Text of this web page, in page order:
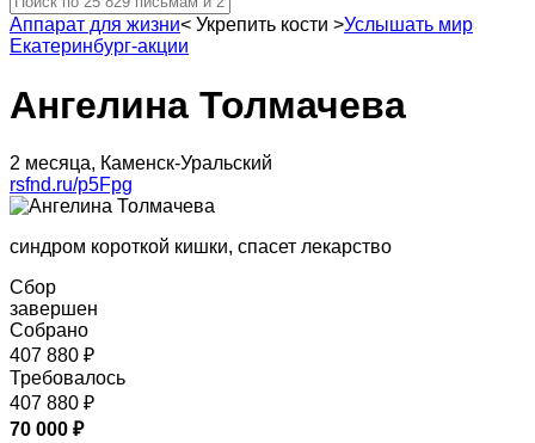
Аппарат для жизни< Укрепить кости >Услышать мир
Екатеринбург-акции
Ангелина Толмачева
2 месяца, Каменск-Уральский
rsfnd.ru/p5Fpg
синдром короткой кишки, спасет лекарство
Сбор
завершен
Собрано
407 880 ₽
Требовалось
407 880 ₽
70 000 ₽